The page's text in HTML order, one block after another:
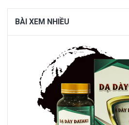
BÀI XEM NHIỀU